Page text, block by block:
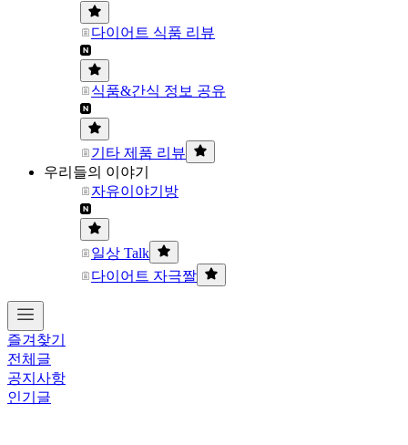
다이어트 식품 리뷰
식품&간식 정보 공유
기타 제품 리뷰
우리들의 이야기
자유이야기방
일상 Talk
다이어트 자극짤
즐겨찾기
전체글
공지사항
인기글